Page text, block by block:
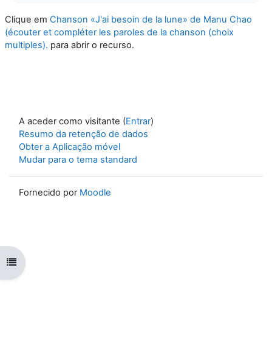
Abrir índice da disciplina
Clique em Chanson «J'ai besoin de la lune» de Manu Chao
(écouter et compléter les paroles de la chanson (choix
multiples). para abrir o recurso.
A aceder como visitante (Entrar)
Resumo da retenção de dados
Obter a Aplicação móvel
Mudar para o tema standard
Fornecido por Moodle